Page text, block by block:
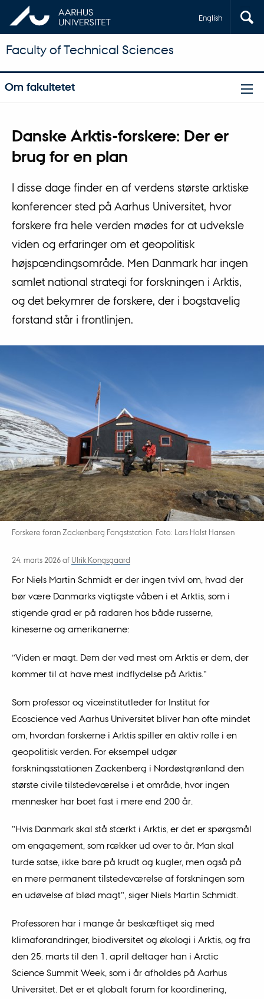
English
Faculty of Technical Sciences
Om fakultetet
Danske Arktis-forskere: Der er
brug for en plan
I disse dage finder en af verdens største arktiske
konferencer sted på Aarhus Universitet, hvor
forskere fra hele verden mødes for at udveksle
viden og erfaringer om et geopolitisk
højspændingsområde. Men Danmark har ingen
samlet national strategi for forskningen i Arktis,
og det bekymrer de forskere, der i bogstavelig
forstand står i frontlinjen.
Forskere foran Zackenberg Fangststation. Foto: Lars Holst Hansen
24. marts 2026 af Ulrik Kongsgaard
For Niels Martin Schmidt er der ingen tvivl om, hvad der
bør være Danmarks vigtigste våben i et Arktis, som i
stigende grad er på radaren hos både russerne,
kineserne og amerikanerne:
”Viden er magt. Dem der ved mest om Arktis er dem, der
kommer til at have mest indflydelse på Arktis.”
Som professor og viceinstitutleder for Institut for
Ecoscience ved Aarhus Universitet bliver han ofte mindet
om, hvordan forskerne i Arktis spiller en aktiv rolle i en
geopolitisk verden. For eksempel udgør
forskningsstationen Zackenberg i Nordøstgrønland den
største civile tilstedeværelse i et område, hvor ingen
mennesker har boet fast i mere end 200 år.
”Hvis Danmark skal stå stærkt i Arktis, er det er spørgsmål
om engagement, som rækker ud over to år. Man skal
turde satse, ikke bare på krudt og kugler, men også på
en mere permanent tilstedeværelse af forskningen som
en udøvelse af blød magt”, siger Niels Martin Schmidt.
Professoren har i mange år beskæftiget sig med
klimaforandringer, biodiversitet og økologi i Arktis, og fra
den 25. marts til den 1. april deltager han i Arctic
Science Summit Week, som i år afholdes på Aarhus
Universitet. Det er et globalt forum for koordinering,